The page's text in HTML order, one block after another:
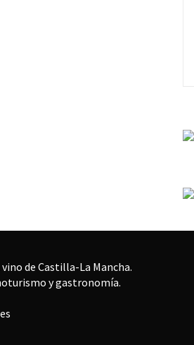
de Castilla-La Mancha.
y gastronomía.